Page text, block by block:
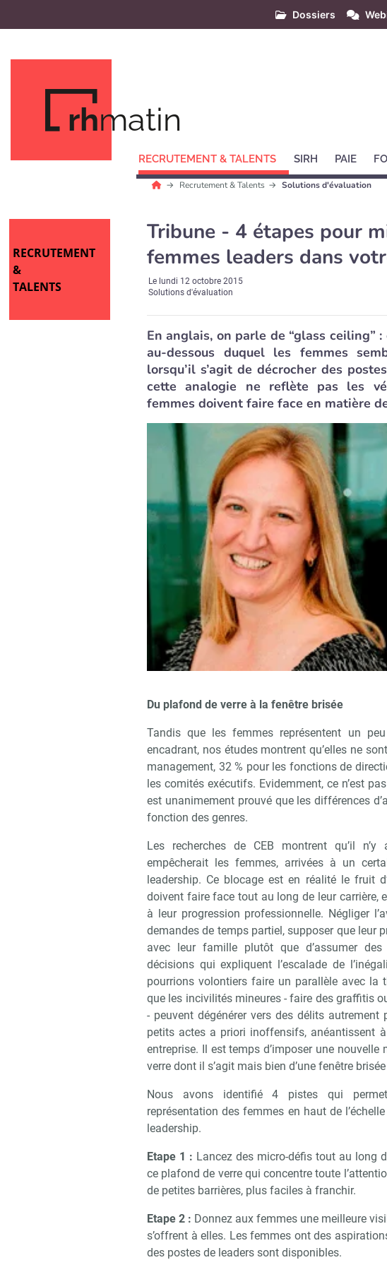
Dossiers
rhmatin
RECRUTEMENT & TALENTS SIRH PAIE
Recrutement & Talents Solutions d'évaluation
RECRUTEMENT
&
TALENTS
Tribune - 4 étapes pour
femmes leaders dans
Le lundi 12 octobre 2015
Solutions d'évaluation
En anglais, on parle de “glass ceiling”
au-dessous duquel les femmes
lorsqu’il s’agit de décrocher des
cette analogie ne reflète pas les
femmes doivent faire face en matière
Du plafond de verre à la fenêtre brisée
Tandis que les femmes représentent un
encadrant, nos études montrent qu’elles ne
management, 32 % pour les fonctions de
les comités exécutifs. Evidemment, ce n’est
est unanimement prouvé que les différences
fonction des genres.
Les recherches de CEB montrent qu’il
empêcherait les femmes, arrivées à un
leadership. Ce blocage est en réalité le fruit
doivent faire face tout au long de leur carrière,
à leur progression professionnelle. Négliger
demandes de temps partiel, supposer que leur
avec leur famille plutôt que d’assumer
décisions qui expliquent l’escalade de
pourrions volontiers faire un parallèle avec la
que les incivilités mineures - faire des graffitis
- peuvent dégénérer vers des délits autrement
petits actes a priori inoffensifs, anéantissent
entreprise. Il est temps d’imposer une nouvelle
verre dont il s’agit mais bien d’une fenêtre brisée
Nous avons identifié 4 pistes qui
représentation des femmes en haut de
leadership.
Etape 1 : Lancez des micro-défis tout au long
ce plafond de verre qui concentre toute
de petites barrières, plus faciles à franchir.
Etape 2 : Donnez aux femmes une meilleure
s’offrent à elles. Les femmes ont des
des postes de leaders sont disponibles.
Non